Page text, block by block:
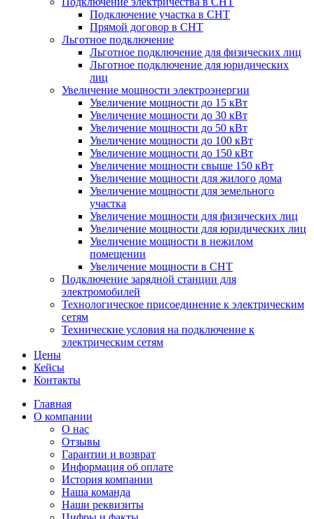
Подключение участка в СНТ
Прямой договор в СНТ
Льготное подключение
Льготное подключение для физических лиц
Льготное подключение для юридических
лиц
Увеличение мощности электроэнергии
Увеличение мощности до 15 кВт
Увеличение мощности до 30 кВт
Увеличение мощности до 50 кВт
Увеличение мощности до 100 кВт
Увеличение мощности до 150 кВт
Увеличение мощности свыше 150 кВт
Увеличение мощности для жилого дома
Увеличение мощности для земельного
участка
Увеличение мощности для физических лиц
Увеличение мощности для юридических лиц
Увеличение мощности в нежилом
помещении
Увеличение мощности в СНТ
Подключение зарядной станции для
электромобилей
Технологическое присоединение к электрическим
сетям
Технические условия на подключение к
электрическим сетям
Цены
Кейсы
Контакты
Главная
О компании
О нас
Отзывы
Гарантии и возврат
Информация об оплате
История компании
Наша команда
Наши реквизиты